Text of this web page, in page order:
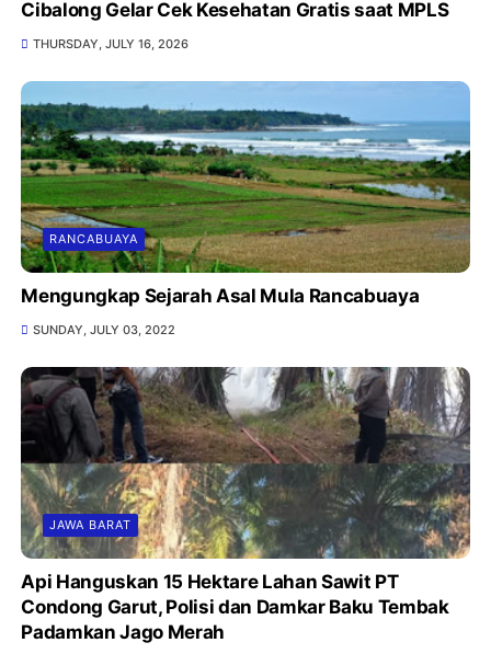
Cibalong Gelar Cek Kesehatan Gratis saat MPLS
THURSDAY, JULY 16, 2026
RANCABUAYA
Mengungkap Sejarah Asal Mula Rancabuaya
SUNDAY, JULY 03, 2022
JAWA BARAT
Api Hanguskan 15 Hektare Lahan Sawit PT
Condong Garut, Polisi dan Damkar Baku Tembak
Padamkan Jago Merah